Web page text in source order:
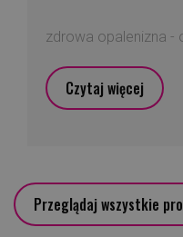
zdrowa opalenizna -
Czytaj więcej
Przeglądaj wszystkie